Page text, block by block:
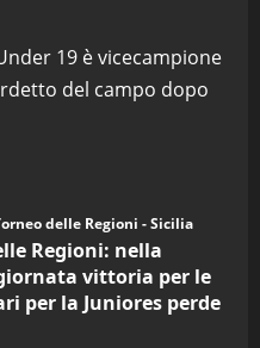
19 è vicecampione
del campo dopo
delle Regioni - Sicilia
Regioni: nella
vittoria per le
per la Juniores perde